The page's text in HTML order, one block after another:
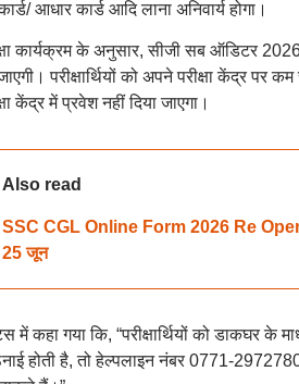
आधार कार्ड आदि लाना अनिवार्य होगा।
कार्यक्रम के अनुसार, सीजी सब ऑडिटर
परीक्षार्थियों को अपने परीक्षा केंद्र
केंद्र में प्रवेश नहीं दिया जाएगा।
Also read
SSC CGL Online Form 2026 Re Open:
25 जून
में कहा गया कि, “परीक्षार्थियों को डाकघर के
होती है, तो हेल्पलाइन नंबर 0771-